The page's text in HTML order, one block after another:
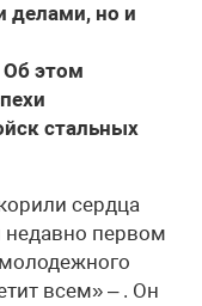
делами, но и
Об этом
стальных
сердца
первом
всем» – . Он